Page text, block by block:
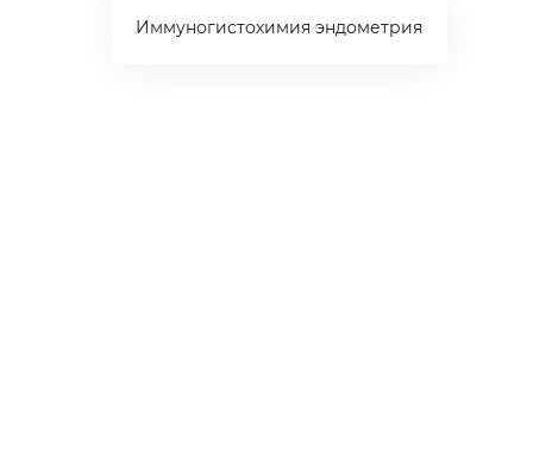
Иммуногистохимия эндометрия